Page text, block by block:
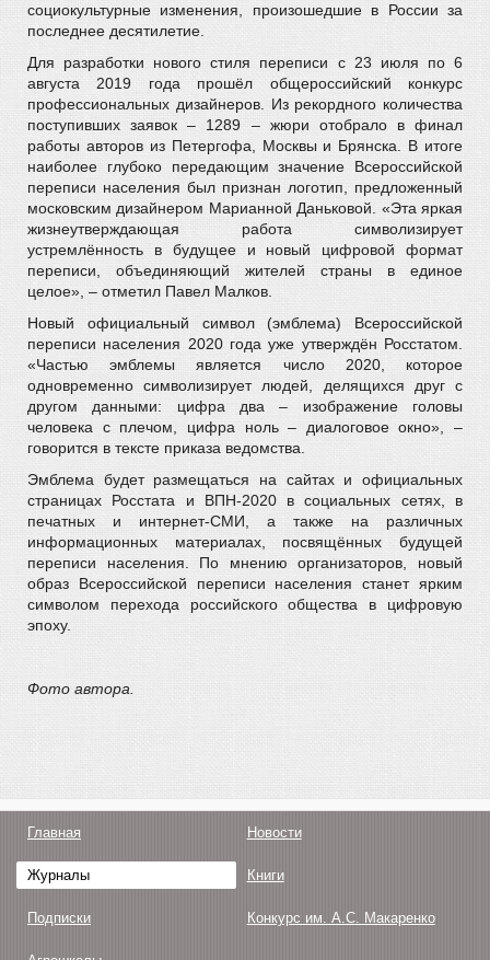
социокультурные изменения, произошедшие в России за
последнее десятилетие.
Для разработки нового стиля переписи с 23 июля по 6
августа 2019 года прошёл общероссийский конкурс
профессиональных дизайнеров. Из рекордного количества
поступивших заявок – 1289 – жюри отобрало в финал
работы авторов из Петергофа, Москвы и Брянска. В итоге
наиболее глубоко передающим значение Всероссийской
переписи населения был признан логотип, предложенный
московским дизайнером Марианной Даньковой. «Эта яркая
жизнеутверждающая работа символизирует
устремлённость в будущее и новый цифровой формат
переписи, объединяющий жителей страны в единое
целое», – отметил Павел Малков.
Новый официальный символ (эмблема) Всероссийской
переписи населения 2020 года уже утверждён Росстатом.
«Частью эмблемы является число 2020, которое
одновременно символизирует людей, делящихся друг с
другом данными: цифра два – изображение головы
человека с плечом, цифра ноль – диалоговое окно», –
говорится в тексте приказа ведомства.
Эмблема будет размещаться на сайтах и официальных
страницах Росстата и ВПН-2020 в социальных сетях, в
печатных и интернет-СМИ, а также на различных
информационных материалах, посвящённых будущей
переписи населения. По мнению организаторов, новый
образ Всероссийской переписи населения станет ярким
символом перехода российского общества в цифровую
эпоху.
Фото автора.
Главная Новости
Журналы Книги
Подписки Конкурс им. А.С. Макаренко